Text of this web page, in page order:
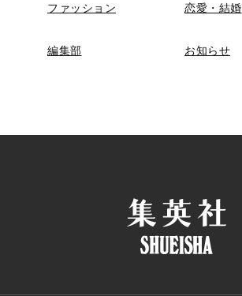
ファッション 恋愛・結婚
編集部 お知らせ